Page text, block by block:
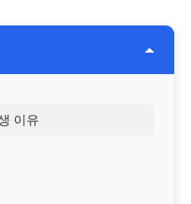
이유